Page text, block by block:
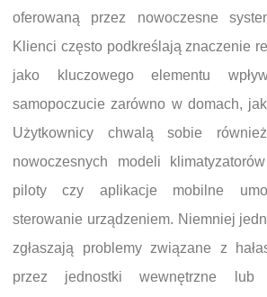
oferowaną przez nowoczesne
Klienci często podkreślają znaczenie
jako kluczowego elementu
samopoczucie zarówno w domach,
Użytkownicy chwalą sobie
nowoczesnych modeli
piloty czy aplikacje mobilne
sterowanie urządzeniem. Niemniej
zgłaszają problemy związane z
przez jednostki wewnętrzne lub